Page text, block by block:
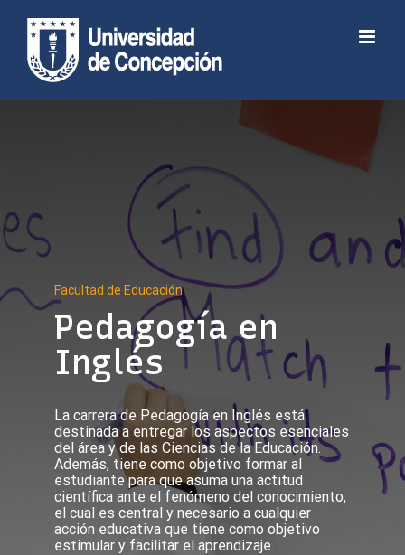
Abrir barra de herramientas
content
Facultad de Educación
Pedagogía en
Inglés
La carrera de Pedagogía en Inglés está
destinada a entregar los aspectos esenciales
del área y de las Ciencias de la Educación.
Además, tiene como objetivo formar al
estudiante para que asuma una actitud
científica ante el fenómeno del conocimiento,
el cual es central y necesario a cualquier
acción educativa que tiene como objetivo
estimular y facilitar el aprendizaje.